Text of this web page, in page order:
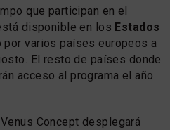
que participan en el
disponible en los Estados
por varios países europeos a
El resto de países donde
acceso al programa el año
Concept desplegará